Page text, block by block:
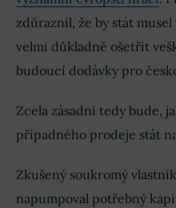
zdůraznil, že by stát
velmi důkladně ošetřit
budoucí dodávky pro
Zcela zásadní tedy bude,
případného prodeje stát
Zkušený soukromý
napumpoval potřebný